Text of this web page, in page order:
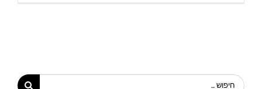
עם
חיפוש...